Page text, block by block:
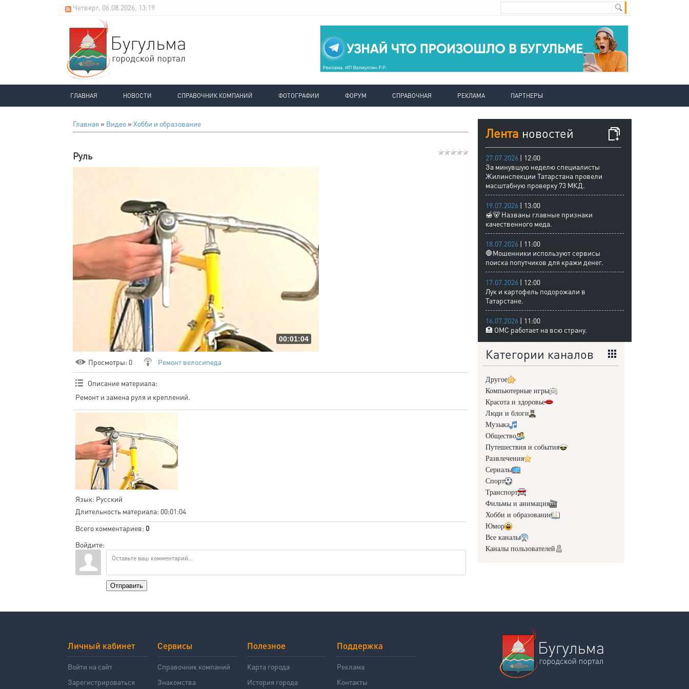
Четверг, 06.08.2026, 13:19
ГЛАВНАЯ НОВОСТИ СПРАВОЧНИК КОМПАНИЙ ФОТОГРАФИИ ФОРУМ СПРАВОЧНАЯ РЕКЛАМА ПАРТНЕРЫ
Главная » Видео » Хобби и образование
Руль
00:01:04
Просмотры: 0 Ремонт велосипеда
Описание материала:
Ремонт и замена руля и креплений.
Язык: Русский
Длительность материала: 00:01:04
Всего комментариев: 0
Войдите:
Отправить
Лента новостей
27.07.2026 | 12:00
За минувшую неделю специалисты
Жилинспекции Татарстана провели
масштабную проверку 73 МКД.
19.07.2026 | 13:00
🍯🐻 Названы главные признаки
качественного меда.
18.07.2026 | 11:00
🛑Мошенники используют сервисы
поиска попутчиков для кражи денег.
17.07.2026 | 12:00
Лук и картофель подорожали в
Татарстане.
16.07.2026 | 11:00
🏥 ОМС работает на всю страну.
Категории каналов
Другое
Компьютерные игры
Красота и здоровье
Люди и блоги
Музыка
Общество
Путешествия и события
Развлечения
Сериалы
Спорт
Транспорт
Фильмы и анимация
Хобби и образование
Юмор
Все каналы
Каналы пользователей
Личный кабинет
Войти на сайт
Зарегистрироваться
Сервисы
Справочник компаний
Знакомства
Полезное
Карта города
История города
Поддержка
Реклама
Контакты